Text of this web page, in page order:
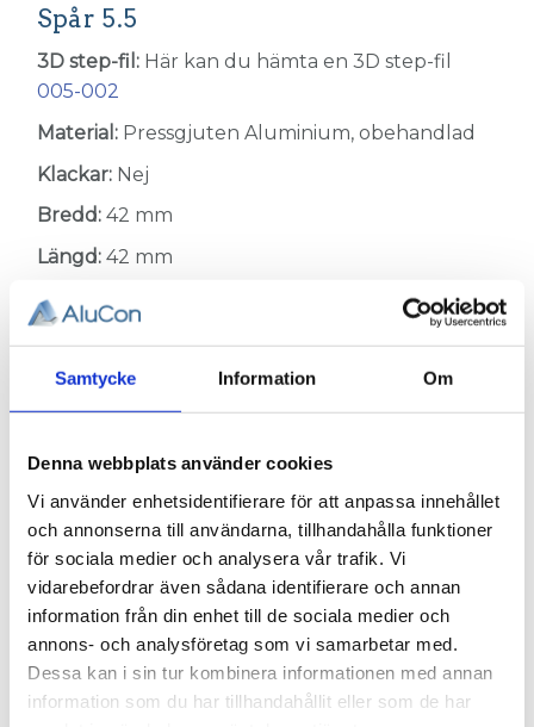
Samtycke Information Om
Denna webbplats använder cookies
Vi använder enhetsidentifierare för att anpassa innehållet
och annonserna till användarna, tillhandahålla funktioner
för sociala medier och analysera vår trafik. Vi
vidarebefordrar även sådana identifierare och annan
information från din enhet till de sociala medier och
annons- och analysföretag som vi samarbetar med.
Dessa kan i sin tur kombinera informationen med annan
information som du har tillhandahållit eller som de har
Spår 5.5
3D step-fil: Här kan du hämta en 3D step-fil
005-002
Material: Pressgjuten Aluminium, obehandlad
Klackar: Nej
Bredd:42 mm
Längd: 42 mm
Höjd:
För montering:
T-spår 5 (ingår ej)
Bricka: BRB 5,3x10fzb(8 st)
Mutter:
004-001 (8 st)
Flexlink artikelnummer: XDFA 44 B
Relaterade produkter